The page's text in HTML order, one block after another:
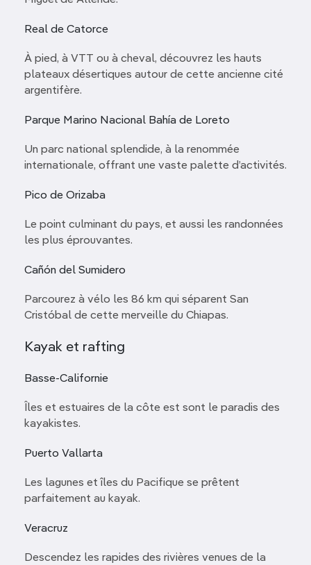
Real de Catorce
À pied, à VTT ou à cheval, découvrez les hauts
plateaux désertiques autour de cette ancienne cité
argentifère.
Parque Marino Nacional Bahía de Loreto
Un parc national splendide, à la renommée
internationale, offrant une vaste palette d’activités.
Pico de Orizaba
Le point culminant du pays, et aussi les randonnées
les plus éprouvantes.
Cañón del Sumidero
Parcourez à vélo les 86 km qui séparent San
Cristóbal de cette merveille du Chiapas.
Kayak et rafting
Basse-Californie
Îles et estuaires de la côte est sont le paradis des
kayakistes.
Puerto Vallarta
Les lagunes et îles du Pacifique se prêtent
parfaitement au kayak.
Veracruz
Descendez les rapides des rivières venues de la